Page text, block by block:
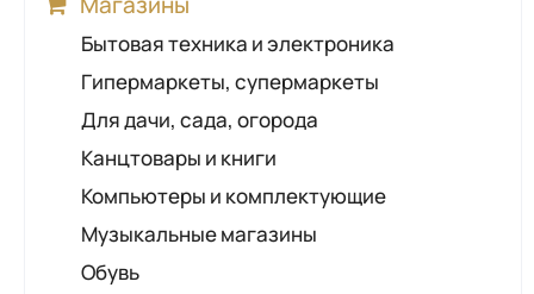
Шиномонтаж
Промышленные предприятия
Солигорский районный исполнительный
комитет
Развитие и обучение
Развлечения для детей
Товары для детей
Прокат товаров для детей
Зоомагазины
Грумеры
Маникюр, педикюр
Парикмахерские
Салоны красоты
Солярии
Бытовая техника и электроника
Гипермаркеты, супермаркеты
Для дачи, сада, огорода
Канцтовары и книги
Компьютеры и комплектующие
Музыкальные магазины
Обувь